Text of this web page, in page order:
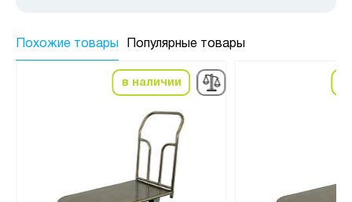
Похожие товары Популярные товары
в наличии